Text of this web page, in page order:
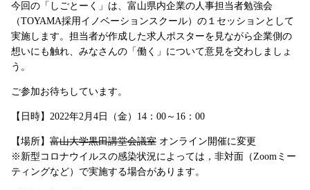
今回の「しごとーく」は、富山県内企業の人事担当者勉強会
（TOYAMA採用イノベーションスクール）の１セッションとして
実施します。担当者が作成した求人ポスターを見ながら企業側の
想いにも触れ、みなさんの「働く」について意見を交わしましょ
う。
ご参加お待ちしています。
【日時】2022年2月4日（金）14：00～16：00
【場所】 富山大学黒田講堂会議室 オンライン開催に変更
※新型コロナウイルスの感染状況によっては，非対面（Zoomミー
ティングなど）で実施する場合があります。